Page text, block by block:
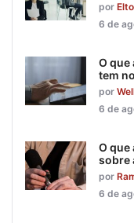
por
6 de
O que
tem
por
6 de
O que
sobre
por
6 de